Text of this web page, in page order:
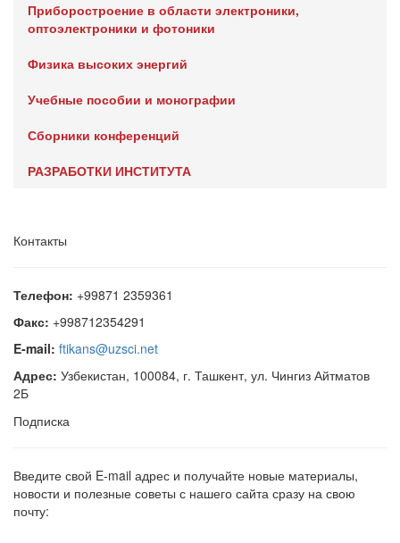
Приборостроение в области электроники,
оптоэлектроники и фотоники
Физика высоких энергий
Учебные пособии и монографии
Сборники конференций
РАЗРАБОТКИ ИНСТИТУТА
Контакты
Телефон: +99871 2359361
Факс: +998712354291
E-mail: ftikans@uzsci.net
Адрес: Узбекистан, 100084, г. Ташкент, ул. Чингиз Айтматов
2Б
Подписка
Введите свой E-mail адрес и получайте новые материалы,
новости и полезные советы с нашего сайта сразу на свою
почту: